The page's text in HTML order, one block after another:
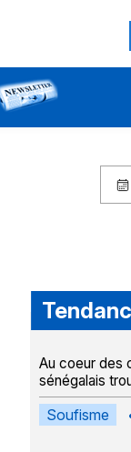
Au coeur des
sénégalais
Soufisme